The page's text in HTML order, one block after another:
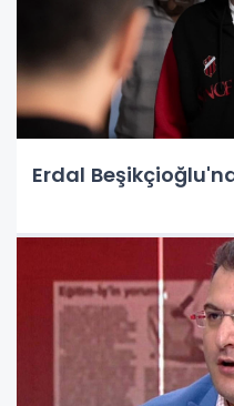
Erdal